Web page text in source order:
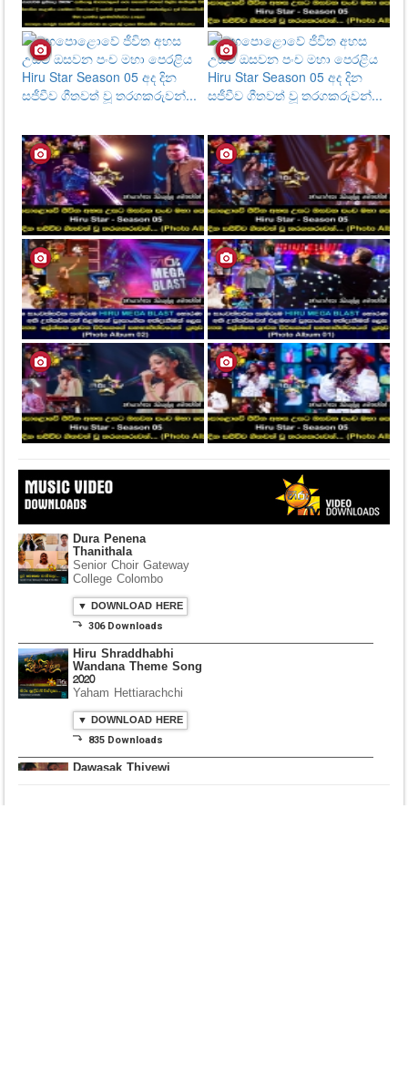
Dura Penena
Thanithala
Senior Choir Gateway
College Colombo
▼ DOWNLOAD HERE
⤵ 306 Downloads
Hiru Shraddhabhi
Wandana Theme Song
2020
Yaham Hettiarachchi
▼ DOWNLOAD HERE
⤵ 835 Downloads
Dawasak Thiyewi